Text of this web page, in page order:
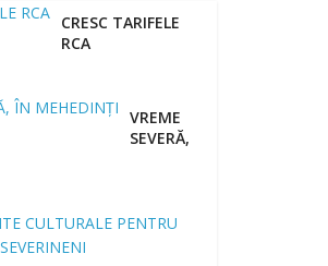
CRESC TARIFELE
RCA
VREME
SEVERĂ,